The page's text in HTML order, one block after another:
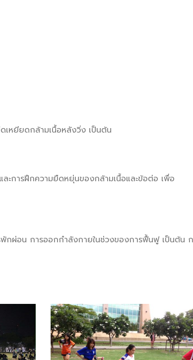
เหยียดกล้ามเนื้อหลังวิ่ง เป็นต้น
ละการฝึกความยืดหยุ่นของกล้ามเนื้อและข้อต่อ เพื่อ
พักผ่อน การออกกำลังกายในช่วงของการฟื้นฟู เป็นต้น